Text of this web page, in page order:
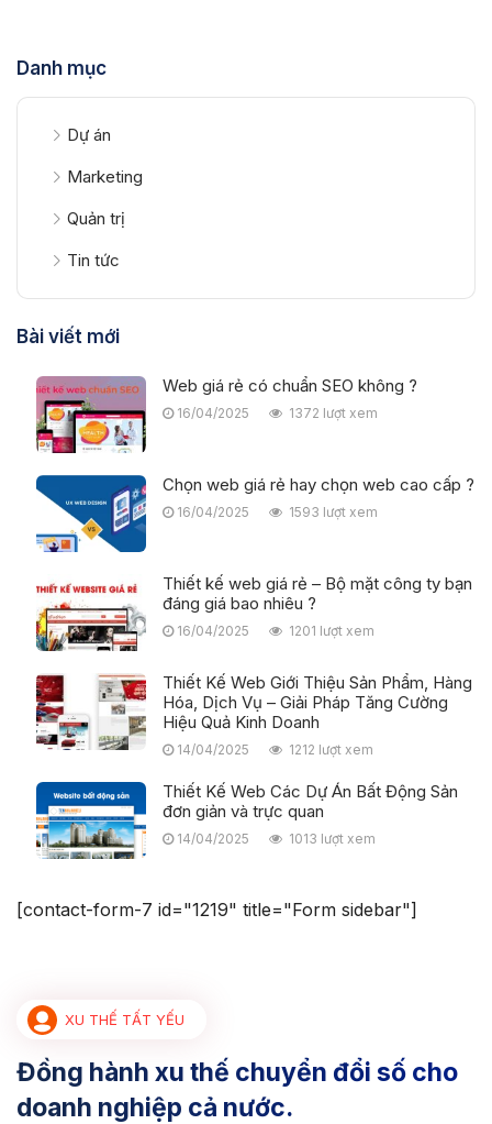
Danh mục
Dự án
Marketing
Quản trị
Tin tức
Bài viết mới
Web giá rẻ có chuẩn SEO không ?
16/04/2025 1372 lượt xem
Chọn web giá rẻ hay chọn web cao cấp ?
16/04/2025 1593 lượt xem
Thiết kế web giá rẻ – Bộ mặt công ty bạn
đáng giá bao nhiêu ?
16/04/2025 1201 lượt xem
Thiết Kế Web Giới Thiệu Sản Phẩm, Hàng
Hóa, Dịch Vụ – Giải Pháp Tăng Cường
Hiệu Quả Kinh Doanh
14/04/2025 1212 lượt xem
Thiết Kế Web Các Dự Án Bất Động Sản
đơn giản và trực quan
14/04/2025 1013 lượt xem
[contact-form-7 id="1219" title="Form sidebar"]
XU THẾ TẤT YẾU
Đồng hành xu thế chuyển đổi số cho
doanh nghiệp cả nước.